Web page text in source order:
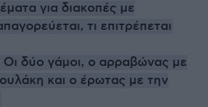
για διακοπές με
τι επιτρέπεται
Οι δύο γάμοι, ο αρραβώνας με
και ο έρωτας με την